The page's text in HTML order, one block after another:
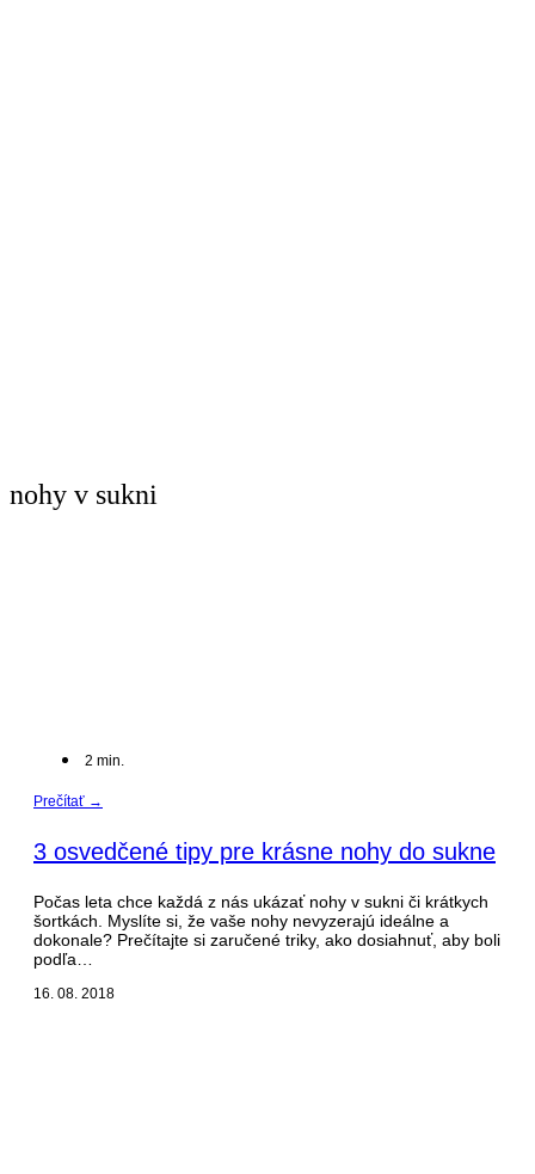
nohy v sukni
2 min.
Prečítať →
3 osvedčené tipy pre krásne nohy do sukne
Počas leta chce každá z nás ukázať nohy v sukni či krátkych
šortkách. Myslíte si, že vaše nohy nevyzerajú ideálne a
dokonale? Prečítajte si zaručené triky, ako dosiahnuť, aby boli
podľa…
16. 08. 2018